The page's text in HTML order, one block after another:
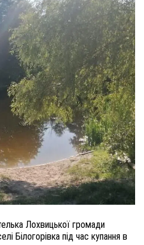
Лохвицької громади
Білогорівка під час купання в